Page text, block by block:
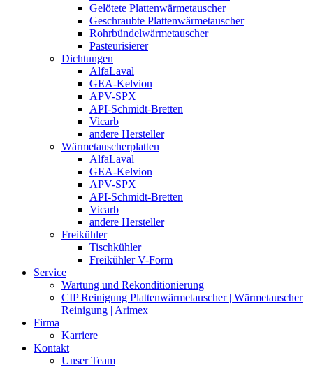
Gelötete Plattenwärmetauscher
Geschraubte Plattenwärmetauscher
Rohrbündelwärmetauscher
Pasteurisierer
Dichtungen
AlfaLaval
GEA-Kelvion
APV-SPX
API-Schmidt-Bretten
Vicarb
andere Hersteller
Wärmetauscherplatten
AlfaLaval
GEA-Kelvion
APV-SPX
API-Schmidt-Bretten
Vicarb
andere Hersteller
Freikühler
Tischkühler
Freikühler V-Form
Service
Wartung und Rekonditionierung
CIP Reinigung Plattenwärmetauscher | Wärmetauscher
Reinigung | Arimex
Firma
Karriere
Kontakt
Unser Team